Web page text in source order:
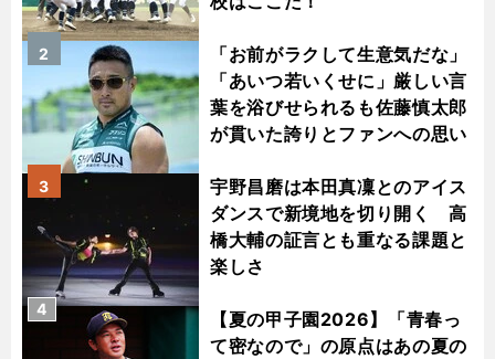
「お前がラクして生意気だな」
「あいつ若いくせに」厳しい言
葉を浴びせられるも佐藤慎太郎
が貫いた誇りとファンへの思い
2
宇野昌磨は本田真凜とのアイス
ダンスで新境地を切り開く 高
橋大輔の証言とも重なる課題と
楽しさ
3
【夏の甲子園2026】「青春っ
て密なので」の原点はあの夏の
4